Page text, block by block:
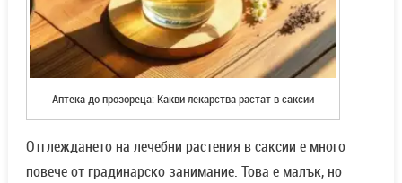
Аптека до прозореца: Какви лекарства растат в саксии
Отглеждането на лечебни растения в саксии е много
повече от градинарско занимание. Това е малък, но